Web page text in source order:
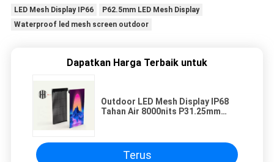
LED Mesh Display IP66
P62.5mm LED Mesh Display
Waterproof led mesh screen outdoor
Dapatkan Harga Terbaik untuk
Outdoor LED Mesh Display IP68
Tahan Air 8000nits P31.25mm
Terus